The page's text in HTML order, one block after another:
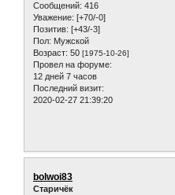
Сообщений: 416
Уважение: [+70/-0]
Позитив: [+43/-3]
Пол: Мужской
Возраст: 50 [1975-10-26]
Провел на форуме:
12 дней 7 часов
Последний визит:
2020-02-27 21:39:20
bolwoi83
Старичёк